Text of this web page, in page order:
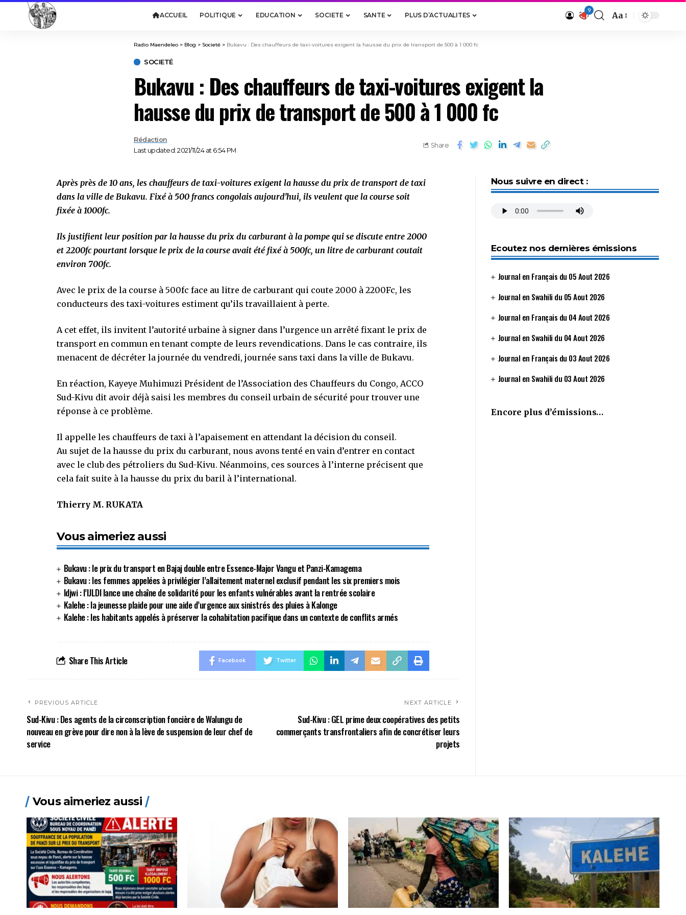
ACCUEIL POLITIQUE EDUCATION SOCIETE SANTE PLUS D’ACTUALITES
9 Aa
Radio Maendeleo > Blog > Societé > Bukavu : Des chauffeurs de taxi-voitures exigent la hausse du prix de transport de 500 à 1 000 fc
SOCIETÉ
Bukavu : Des chauffeurs de taxi-voitures exigent la
hausse du prix de transport de 500 à 1 000 fc
Last updated: 2021/11/24 at 6:54 PM
Rédaction
Share
Après près de 10 ans, les chauffeurs de taxi-voitures exigent la hausse du prix de transport de taxi
dans la ville de Bukavu. Fixé à 500 francs congolais aujourd’hui, ils veulent que la course soit
fixée à 1000fc.
Ils justifient leur position par la hausse du prix du carburant à la pompe qui se discute entre 2000
et 2200fc pourtant lorsque le prix de la course avait été fixé à 500fc, un litre de carburant coutait
environ 700fc.
Avec le prix de la course à 500fc face au litre de carburant qui coute 2000 à 2200Fc, les
conducteurs des taxi-voitures estiment qu’ils travaillaient à perte.
A cet effet, ils invitent l’autorité urbaine à signer dans l’urgence un arrêté fixant le prix de
transport en commun en tenant compte de leurs revendications. Dans le cas contraire, ils
menacent de décréter la journée du vendredi, journée sans taxi dans la ville de Bukavu.
En réaction, Kayeye Muhimuzi Président de l’Association des Chauffeurs du Congo, ACCO
Sud-Kivu dit avoir déjà saisi les membres du conseil urbain de sécurité pour trouver une
réponse à ce problème.
Il appelle les chauffeurs de taxi à l’apaisement en attendant la décision du conseil.
Au sujet de la hausse du prix du carburant, nous avons tenté en vain d’entrer en contact
avec le club des pétroliers du Sud-Kivu. Néanmoins, ces sources à l’interne précisent que
cela fait suite à la hausse du prix du baril à l’international.
Thierry M. RUKATA
Vous aimeriez aussi
Bukavu : le prix du transport en Bajaj double entre Essence-Major Vangu et Panzi-Kamagema
Bukavu : les femmes appelées à privilégier l’allaitement maternel exclusif pendant les six premiers mois
Idjwi : l’IJLDI lance une chaîne de solidarité pour les enfants vulnérables avant la rentrée scolaire
Kalehe : la jeunesse plaide pour une aide d’urgence aux sinistrés des pluies à Kalonge
Kalehe : les habitants appelés à préserver la cohabitation pacifique dans un contexte de conflits armés
Share This Article Facebook Twitter
PREVIOUS ARTICLE
Sud-Kivu : Des agents de la circonscription foncière de Walungu de
nouveau en grève pour dire non à la lève de suspension de leur chef de
service
NEXT ARTICLE
Sud-Kivu : GEL prime deux coopératives des petits
commerçants transfrontaliers afin de concrétiser leurs
projets
Nous suivre en direct :
Ecoutez nos dernières émissions
Journal en Français du 05 Aout 2026
Journal en Swahili du 05 Aout 2026
Journal en Français du 04 Aout 2026
Journal en Swahili du 04 Aout 2026
Journal en Français du 03 Aout 2026
Journal en Swahili du 03 Aout 2026
Encore plus d’émissions…
Vous aimeriez aussi